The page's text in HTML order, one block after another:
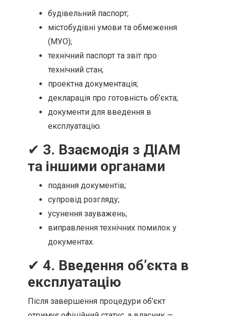
будівельний паспорт;
містобудівні умови та обмеження
(МУО);
технічний паспорт та звіт про
технічний стан;
проектна документація;
декларація про готовність об’єкта;
документи для введення в
експлуатацію.
✔ 3. Взаємодія з ДІАМ
та іншими органами
подання документів;
супровід розгляду;
усунення зауважень;
виправлення технічних помилок у
документах.
✔ 4. Введення об’єкта в
експлуатацію
Після завершення процедури об’єкт